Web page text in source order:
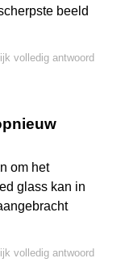
beeld
volledig antwoord
om het
glass kan in
volledig antwoord